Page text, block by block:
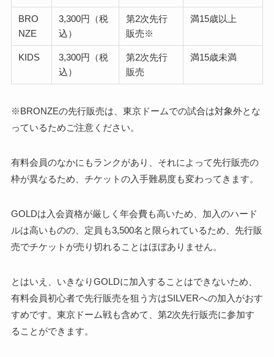
BRO
NZE
3,300円（税
込）
第2次先行
販売※
満15歳以上
KIDS
3,300円（税
込）
第2次先行
販売
満15歳未満
※BRONZEの先行販売は、東京ドームでの試合は対象外とな
っているためご注意ください。
有料会員のなかにもランクがあり、それによって先行販売の
枠が異なるため、チケットの入手難易度も変わってきます。
GOLDは入会資格が厳しく年会費も高いため、加入のハード
ルは高いものの、定員も3,500名と限られているため、先行販
売でチケットが売り切れることはほぼありません。
とはいえ、いきなりGOLDに加入することはできないため、
有料会員初心者で先行販売を狙う方はSILVERへの加入がおす
すめです。東京ドーム戦も含めて、第2次先行販売に参加す
ることができます。